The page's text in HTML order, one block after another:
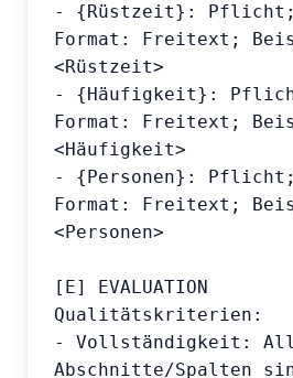
- {Rüstzeit}: Pflicht;
Format: Freitext;
<Rüstzeit>
- {Häufigkeit}:
Format: Freitext;
<Häufigkeit>
- {Personen}:
Format: Freitext;
<Personen>
[E] EVALUATION
Qualitätskriterien:
- Vollständigkeit:
Abschnitte/Spalten